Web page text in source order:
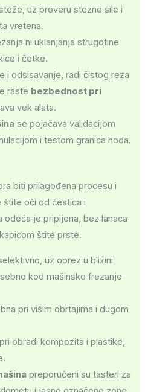
uz proveru stezne sile i
vretena.
ni uklanjanja strugotine
i četke.
i odsisavanje, radi čistog reza
raste bezbednost pri
vek alata.
se pojačava validacijom
i testom granica hoda.
biti prilagođena procesu i
štite oči od čestica i
odeća je pripijena, bez lanaca
štite prste.
uz oprez u blizini
kod mašinsko frezanje
pri višim obrtajima i dugom
obradi kompozita i plastike,
preporučeni su tasteri za